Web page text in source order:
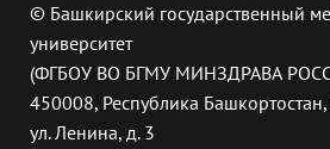
© Башкирский государственный
университет
(ФГБОУ ВО БГМУ МИНЗДРАВА
450008, Республика Башкортостан,
ул. Ленина, д. 3